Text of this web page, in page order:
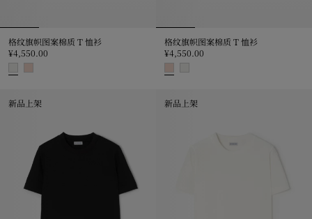
格纹旗帜图案棉质 T 恤衫
¥4,550.00
格纹旗帜图案棉质 T 恤衫
¥4,550.00
新品上架 新品上架